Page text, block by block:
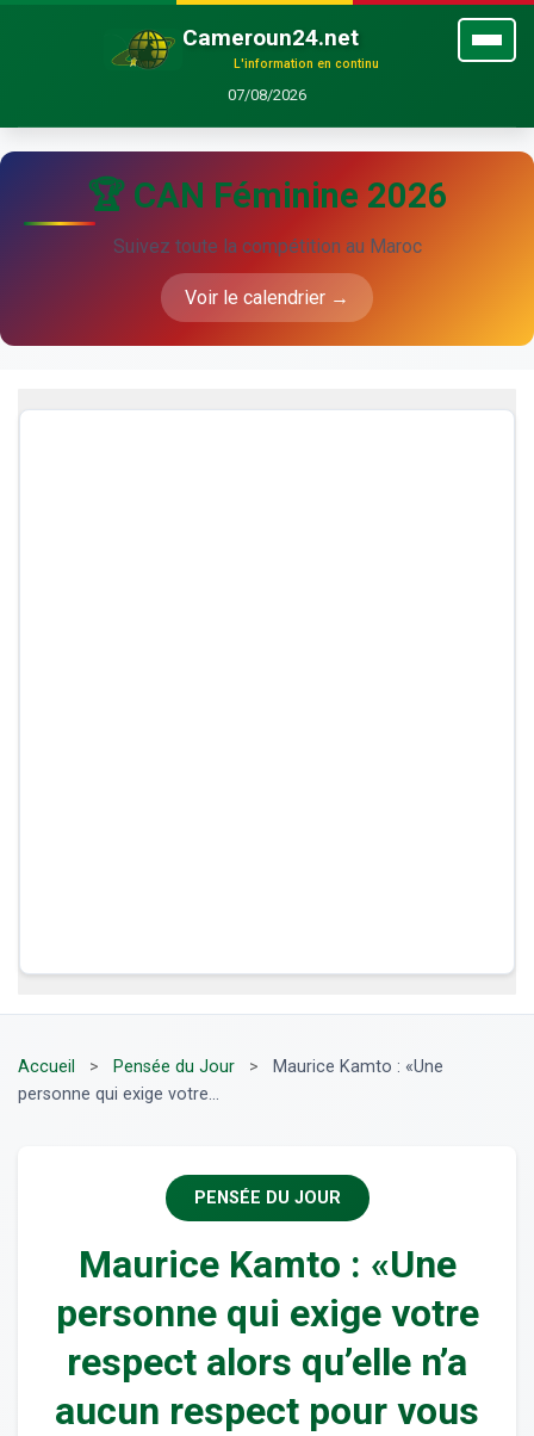
Cameroun24.net
L'information en continu
07/08/2026
🏆 CAN Féminine 2026
Suivez toute la compétition au Maroc
Voir le calendrier →
Accueil > Pensée du Jour >
Maurice Kamto : «Une
personne qui exige votre...
PENSÉE DU JOUR
Maurice Kamto : «Une
personne qui exige votre
respect alors qu’elle n’a
aucun respect pour vous